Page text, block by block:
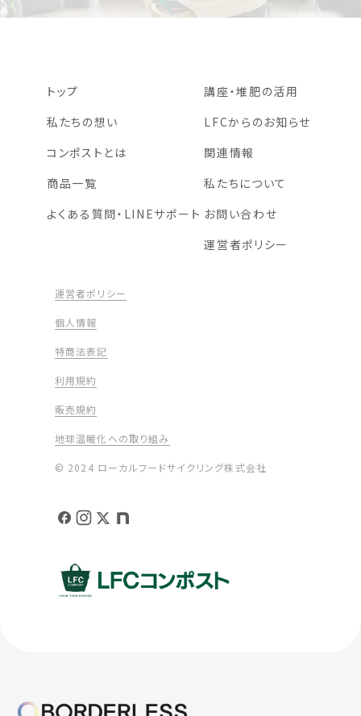
トップ
私たちの想い
コンポストとは
商品一覧
よくある質問・LINEサポート
講座・堆肥の活用
LFCからのお知らせ
関連情報
私たちについて
お問い合わせ
運営者ポリシー
© 2024 ローカルフードサイクリング株式会社
運営者ポリシー
個人情報
特商法表記
利用規約
販売規約
地球温暖化への取り組み